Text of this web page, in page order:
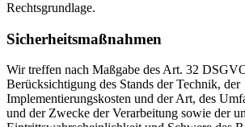
Rechtsgrundlage.
Sicherheitsmaßnahmen
Wir treffen nach Maßgabe des Art. 32
Berücksichtigung des Stands der Technik, der
Implementierungskosten und der Art, des
und der Zwecke der Verarbeitung sowie der